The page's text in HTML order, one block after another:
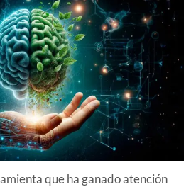
que ha ganado atención